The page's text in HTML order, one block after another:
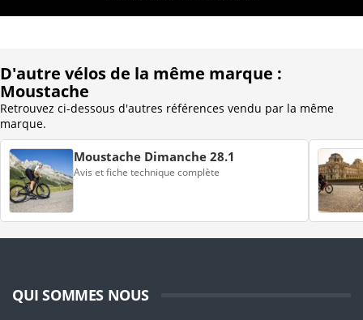
D'autre vélos de la même marque :
Moustache
Retrouvez ci-dessous d'autres références vendu par la même
marque.
Moustache Dimanche 28.1
Avis et fiche technique complète
QUI SOMMES NOUS